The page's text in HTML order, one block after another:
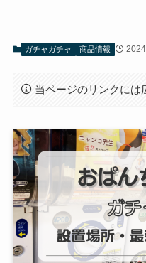
ガチャガチャ 商品情報
当ページのリンクには